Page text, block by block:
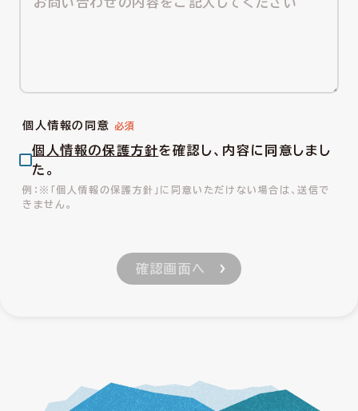
個人情報の同意
個人情報の保護方針を確認し、内容に同意しまし
た。
※「個人情報の保護方針」に同意いただけない場合は、送信で
きません。